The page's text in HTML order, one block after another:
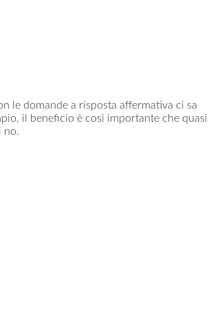
le domande a risposta affermativa ci sa
il beneficio è così importante che quasi
no.